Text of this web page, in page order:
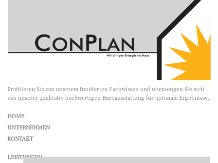
Profitieren Sie von unserem fundierten Fachwissen und überzeugen Sie sich
von unserer qualitativ hochwertigen Büroausstattung für optimale Ergebnisse.
HOME
UNTERNEHMEN
KONTAKT
LEISTUNGEN